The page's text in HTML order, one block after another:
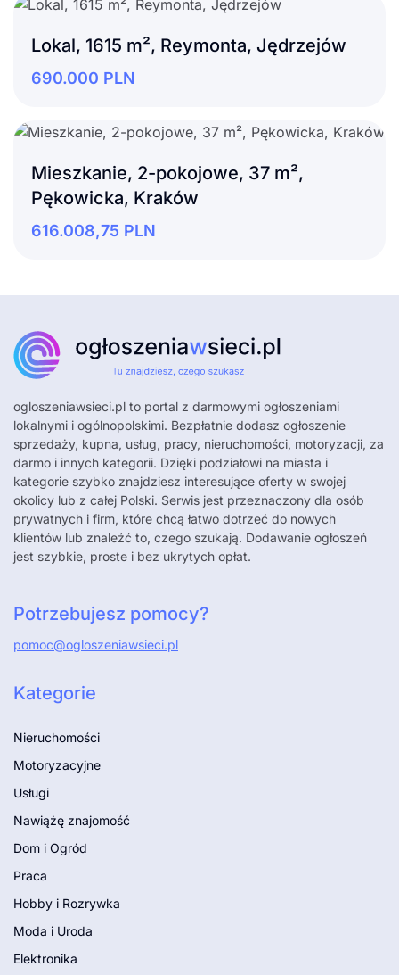
Lokal, 1615 m², Reymonta, Jędrzejów
690.000 PLN
Mieszkanie, 2-pokojowe, 37 m²,
Pękowicka, Kraków
616.008,75 PLN
ogloszeniawsieci.pl to portal z darmowymi ogłoszeniami
lokalnymi i ogólnopolskimi. Bezpłatnie dodasz ogłoszenie
sprzedaży, kupna, usług, pracy, nieruchomości, motoryzacji, za
darmo i innych kategorii. Dzięki podziałowi na miasta i
kategorie szybko znajdziesz interesujące oferty w swojej
okolicy lub z całej Polski. Serwis jest przeznaczony dla osób
prywatnych i firm, które chcą łatwo dotrzeć do nowych
klientów lub znaleźć to, czego szukają. Dodawanie ogłoszeń
jest szybkie, proste i bez ukrytych opłat.
Potrzebujesz pomocy?
pomoc@ogloszeniawsieci.pl
Kategorie
Nieruchomości
Motoryzacyjne
Usługi
Nawiążę znajomość
Dom i Ogród
Praca
Hobby i Rozrywka
Moda i Uroda
Elektronika